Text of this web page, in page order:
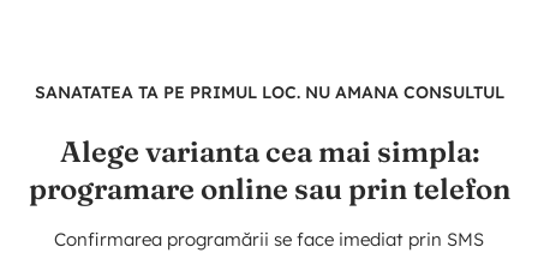
SANATATEA TA PE PRIMUL LOC. NU AMANA CONSULTUL
Alege varianta cea mai simpla:
programare online sau prin telefon
Confirmarea programării se face imediat prin SMS